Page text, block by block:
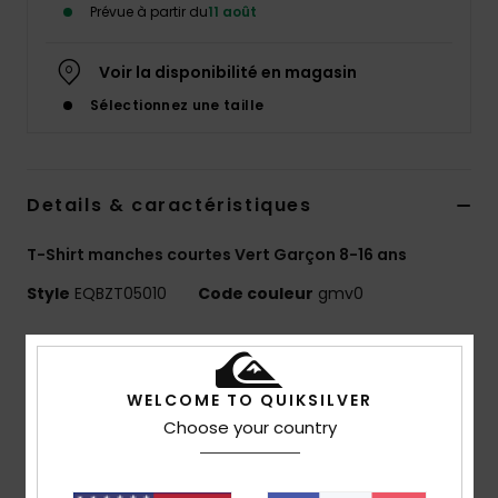
Prévue à partir du11 août
Voir la disponibilité en magasin
Sélectionnez une taille
Details & caractéristiques
T-Shirt manches courtes Vert Garçon 8-16 ans
Style EQBZT05010 Code couleur gmv0
Caractéristiques
MADE BETTER
25 % de coton recyclé issu de chutes de production
WELCOME TO QUIKSILVER
Choose your country